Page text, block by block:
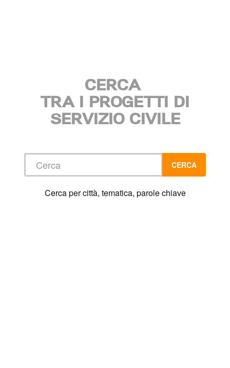
CERCA
TRA I PROGETTI DI
SERVIZIO CIVILE
Cerca
CERCA
Cerca per città, tematica, parole chiave